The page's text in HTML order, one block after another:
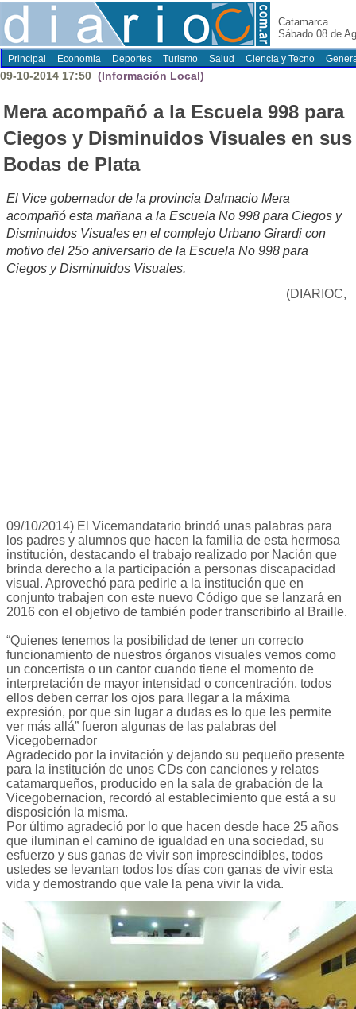
Catamarca
Sábado 08 de
Principal Economia Deportes Turismo Salud Ciencia y Tecno
09-10-2014 17:50 (Información Local)
Mera acompañó a la Escuela 998 para
Ciegos y Disminuidos Visuales en sus
Bodas de Plata
El Vice gobernador de la provincia Dalmacio Mera
acompañó esta mañana a la Escuela No 998 para Ciegos y
Disminuidos Visuales en el complejo Urbano Girardi con
motivo del 25o aniversario de la Escuela No 998 para
Ciegos y Disminuidos Visuales.
(DIARIOC,
09/10/2014) El Vicemandatario brindó unas palabras para
los padres y alumnos que hacen la familia de esta hermosa
institución, destacando el trabajo realizado por Nación que
brinda derecho a la participación a personas discapacidad
visual. Aprovechó para pedirle a la institución que en
conjunto trabajen con este nuevo Código que se lanzará en
2016 con el objetivo de también poder transcribirlo al Braille.
“Quienes tenemos la posibilidad de tener un correcto
funcionamiento de nuestros órganos visuales vemos como
un concertista o un cantor cuando tiene el momento de
interpretación de mayor intensidad o concentración, todos
ellos deben cerrar los ojos para llegar a la máxima
expresión, por que sin lugar a dudas es lo que les permite
ver más allá” fueron algunas de las palabras del
Vicegobernador
Agradecido por la invitación y dejando su pequeño presente
para la institución de unos CDs con canciones y relatos
catamarqueños, producido en la sala de grabación de la
Vicegobernacion, recordó al establecimiento que está a su
disposición la misma.
Por último agradeció por lo que hacen desde hace 25 años
que iluminan el camino de igualdad en una sociedad, su
esfuerzo y sus ganas de vivir son imprescindibles, todos
ustedes se levantan todos los días con ganas de vivir esta
vida y demostrando que vale la pena vivir la vida.